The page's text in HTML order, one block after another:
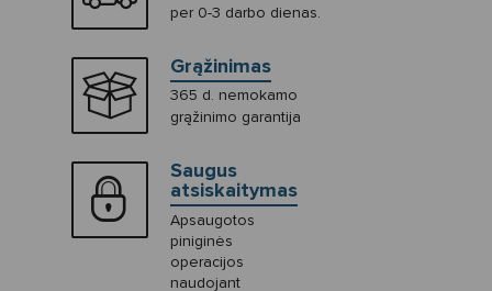
per 0-3 darbo dienas.
Grąžinimas
365 d. nemokamo
grąžinimo garantija
Saugus
atsiskaitymas
Apsaugotos
piniginės
operacijos
naudojant